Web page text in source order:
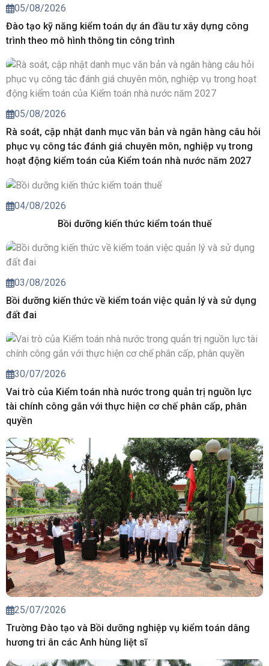
05/08/2026
Đào tạo kỹ năng kiểm toán dự án đầu tư xây dựng công
trình theo mô hình thông tin công trình
05/08/2026
Rà soát, cập nhật danh mục văn bản và ngân hàng câu hỏi
phục vụ công tác đánh giá chuyên môn, nghiệp vụ trong
hoạt động kiểm toán của Kiểm toán nhà nước năm 2027
04/08/2026
Bồi dưỡng kiến thức kiểm toán thuế
03/08/2026
Bồi dưỡng kiến thức về kiểm toán việc quản lý và sử dụng
đất đai
30/07/2026
Vai trò của Kiểm toán nhà nước trong quản trị nguồn lực
tài chính công gắn với thực hiện cơ chế phân cấp, phân
quyền
25/07/2026
Trường Đào tạo và Bồi dưỡng nghiệp vụ kiểm toán dâng
hương tri ân các Anh hùng liệt sĩ